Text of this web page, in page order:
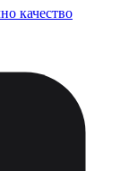
качество